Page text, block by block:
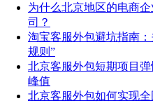
为什么北京地区的电商
司？
淘宝客服外包避坑指南
规则”
北京客服外包短期项目
峰值
北京客服外包如何实现